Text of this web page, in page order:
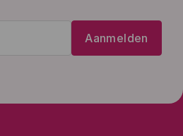
Aanmelden